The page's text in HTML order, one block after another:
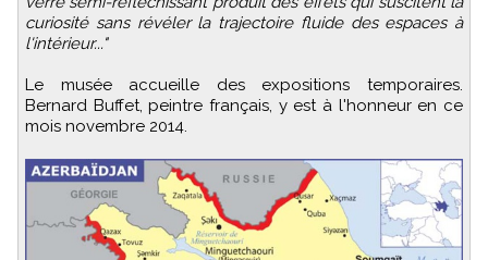
curiosité sans révéler la trajectoire fluide des espaces à
l'intérieur..."
Le musée accueille des expositions temporaires.
Bernard Buffet, peintre français, y est à l'honneur en ce
mois novembre 2014.